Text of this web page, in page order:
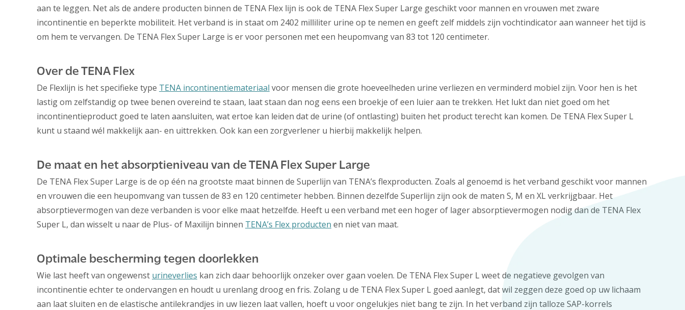
aan te leggen. Net als de andere producten binnen de TENA Flex lijn is ook de TENA Flex Super Large geschikt voor mannen en vrouwen met zware
incontinentie en beperkte mobiliteit. Het verband is in staat om 2402 milliliter urine op te nemen en geeft zelf middels zijn vochtindicator aan wanneer het tijd is
om hem te vervangen. De TENA Flex Super Large is er voor personen met een heupomvang van 83 tot 120 centimeter.
Over de TENA Flex
De Flexlijn is het specifieke type TENA incontinentiemateriaal voor mensen die grote hoeveelheden urine verliezen en verminderd mobiel zijn. Voor hen is het
lastig om zelfstandig op twee benen overeind te staan, laat staan dan nog eens een broekje of een luier aan te trekken. Het lukt dan niet goed om het
incontinentieproduct goed te laten aansluiten, wat ertoe kan leiden dat de urine (of ontlasting) buiten het product terecht kan komen. De TENA Flex Super L
kunt u staand wél makkelijk aan- en uittrekken. Ook kan een zorgverlener u hierbij makkelijk helpen.
De maat en het absorptieniveau van de TENA Flex Super Large
De TENA Flex Super Large is de op één na grootste maat binnen de Superlijn van TENA’s flexproducten. Zoals al genoemd is het verband geschikt voor mannen
en vrouwen die een heupomvang van tussen de 83 en 120 centimeter hebben. Binnen dezelfde Superlijn zijn ook de maten S, M en XL verkrijgbaar. Het
absorptievermogen van deze verbanden is voor elke maat hetzelfde. Heeft u een verband met een hoger of lager absorptievermogen nodig dan de TENA Flex
Super L, dan wisselt u naar de Plus- of Maxilijn binnen TENA’s Flex producten en niet van maat.
Optimale bescherming tegen doorlekken
Wie last heeft van ongewenst urineverlies kan zich daar behoorlijk onzeker over gaan voelen. De TENA Flex Super L weet de negatieve gevolgen van
incontinentie echter te ondervangen en houdt u urenlang droog en fris. Zolang u de TENA Flex Super L goed aanlegt, dat wil zeggen deze goed op uw lichaam
aan laat sluiten en de elastische antilekrandjes in uw liezen laat vallen, hoeft u voor ongelukjes niet bang te zijn. In het verband zijn talloze SAP-korrels